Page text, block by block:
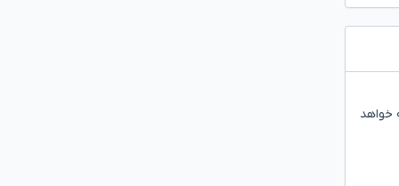
تومان در نظر گرفته خواهد